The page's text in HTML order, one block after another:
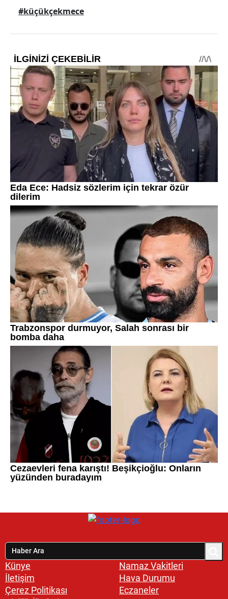
#küçükçekmece
Künye
İletişim
Çerez Politikası
Namaz Vakitleri
Hava Durumu
Eczaneler